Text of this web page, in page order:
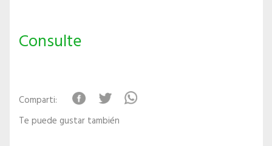
Consulte
Comparti:
Te puede gustar también